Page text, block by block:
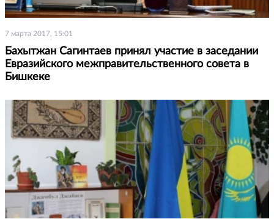
7 марта 2017, 15:01
Бахытжан Сагинтаев принял участие в заседании
Евразийского межправительственного совета в
Бишкеке